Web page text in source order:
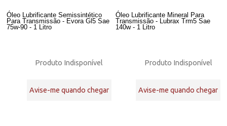
Óleo Lubrificante Semissintético
Para Transmissão - Evora Gl5 Sae
75w-90 - 1 Litro
Produto Indisponível
Avise-me quando chegar
Óleo Lubrificante Mineral Para
Transmissão - Lubrax Trm5 Sae
140w - 1 Litro
Produto Indisponível
Avise-me quando chegar